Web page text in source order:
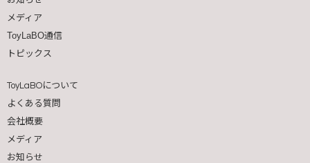
メディア
ToyLaBO通信
トピックス
ToyLaBOについて
よくある質問
会社概要
メディア
お知らせ